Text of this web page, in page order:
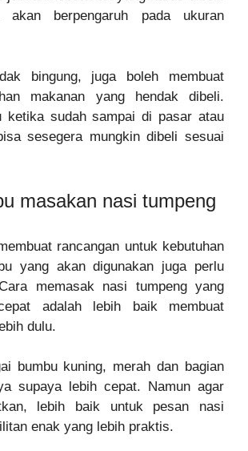
berpengaruh pada ukuran
bingung, juga boleh membuat
makanan yang hendak dibeli.
ketika sudah sampai di pasar atau
sesegera mungkin dibeli sesuai
masakan nasi tumpeng
rancangan untuk kebutuhan
yang akan digunakan juga perlu
memasak nasi tumpeng yang
adalah lebih baik membuat
dulu.
bumbu kuning, merah dan bagian
supaya lebih cepat. Namun agar
lebih baik untuk pesan nasi
enak yang lebih praktis.